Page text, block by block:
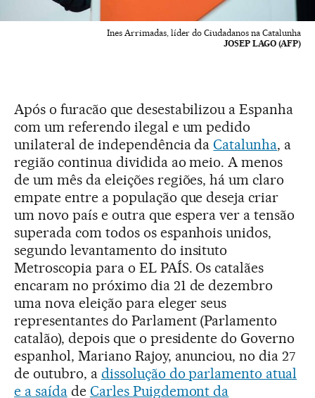
Ines Arrimadas, líder do Ciudadanos na Catalunha
JOSEP LAGO (AFP)
Após o furacão que desestabilizou a Espanha
com um referendo ilegal e um pedido
unilateral de independência daCatalunha, a
região continua dividida ao meio. A menos
de um mês da eleições regiões, há um claro
empate entre a população que deseja criar
um novo país e outra que espera ver a tensão
superada com todos os espanhois unidos,
segundo levantamento do insituto
Metroscopia para o EL PAÍS. Os catalães
encaram no próximo dia 21 de dezembro
uma nova eleição para eleger seus
representantes do Parlament (Parlamento
catalão), depois que o presidente do Governo
espanhol, Mariano Rajoy, anunciou, no dia 27
de outubro, a dissolução do parlamento atual
e a saídade Carles Puigdemont da